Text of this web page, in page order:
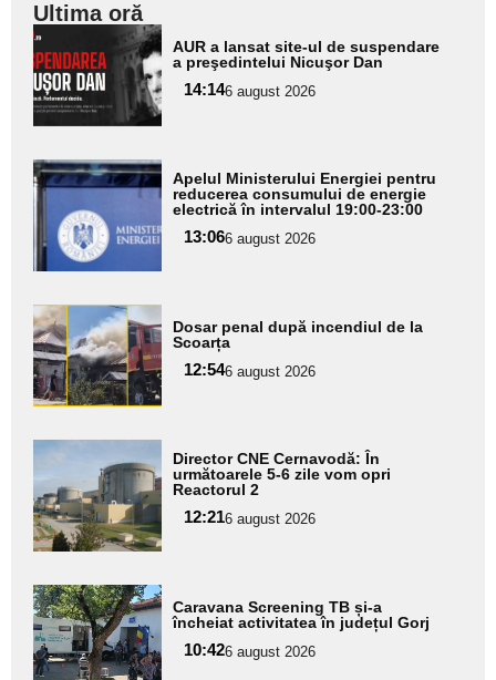
Ultima oră
Adaugă
aici textul
pentru
subtitlu
AUR a lansat site-ul de suspendare
a preşedintelui Nicuşor Dan
14:146 august 2026
Adaugă
aici textul
pentru
subtitlu
Apelul Ministerului Energiei pentru
reducerea consumului de energie
electrică în intervalul 19:00-23:00
13:066 august 2026
Adaugă
aici textul
pentru
subtitlu
Dosar penal după incendiul de la
Scoarța
12:546 august 2026
Adaugă
aici textul
pentru
subtitlu
Director CNE Cernavodă: În
următoarele 5-6 zile vom opri
Reactorul 2
12:216 august 2026
Adaugă
aici textul
pentru
subtitlu
Caravana Screening TB și-a
încheiat activitatea în județul Gorj
10:426 august 2026